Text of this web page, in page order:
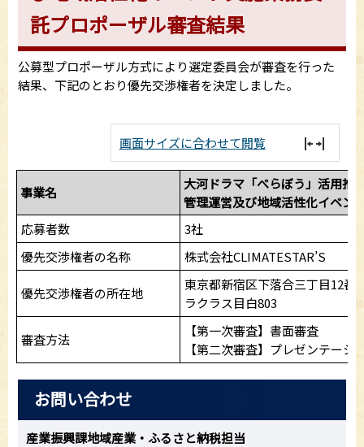
託プロポーザル審査結果
公募型プロポーザル方式により選定委員会が審査を行った
結果、下記のとおり優先交渉権者を決定しました。
画面サイズに合わせて閲覧
事業名
大河ドラマ「べらぼう」活用推
管理運営及び地域活性化イベン
応募者数
3社
優先交渉権者の名称
株式会社CLIMATESTAR’S
優先交渉権者の所在地
東京都新宿区下落合三丁目12番
ラクラス目白803
審査方法
【第一次審査】書面審査
【第二次審査】プレゼンテーシ
お問い合わせ
産業振興課地域産業・ふるさと納税担当